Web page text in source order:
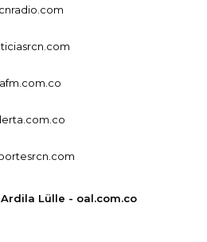
Lülle - oal.com.co